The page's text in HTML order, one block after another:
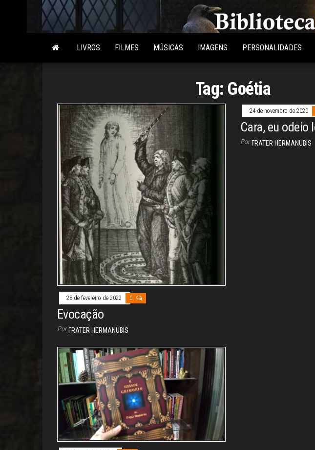
LIVROS FILMES MÚSICAS IMAGENS PERSONALIDADES
Tag: Goétia
28 de fevereiro de 2022 0
Evocação
Por FRATER HERMANUBIS
24 de novembro de 2020
Cara, eu odeio
Por FRATER HERMANUBIS